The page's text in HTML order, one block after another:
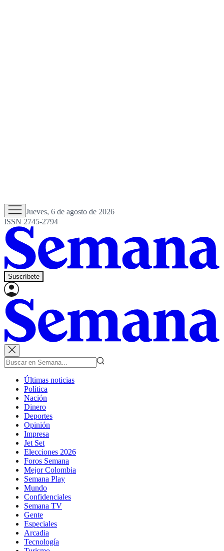
Jueves, 6 de agosto de 2026
ISSN 2745-2794
Suscríbete
Últimas noticias
Política
Nación
Dinero
Deportes
Opinión
Impresa
Jet Set
Elecciones 2026
Foros Semana
Mejor Colombia
Semana Play
Mundo
Confidenciales
Semana TV
Gente
Especiales
Arcadia
Tecnología